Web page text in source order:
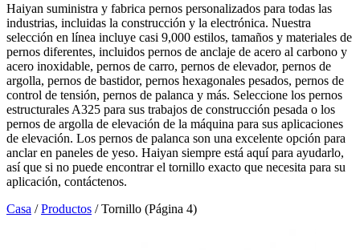
Haiyan suministra y fabrica pernos personalizados para todas las
industrias, incluidas la construcción y la electrónica. Nuestra
selección en línea incluye casi 9,000 estilos, tamaños y materiales de
pernos diferentes, incluidos pernos de anclaje de acero al carbono y
acero inoxidable, pernos de carro, pernos de elevador, pernos de
argolla, pernos de bastidor, pernos hexagonales pesados, pernos de
control de tensión, pernos de palanca y más. Seleccione los pernos
estructurales A325 para sus trabajos de construcción pesada o los
pernos de argolla de elevación de la máquina para sus aplicaciones
de elevación. Los pernos de palanca son una excelente opción para
anclar en paneles de yeso. Haiyan siempre está aquí para ayudarlo,
así que si no puede encontrar el tornillo exacto que necesita para su
aplicación, contáctenos.
Casa /Productos /Tornillo (Página 4)